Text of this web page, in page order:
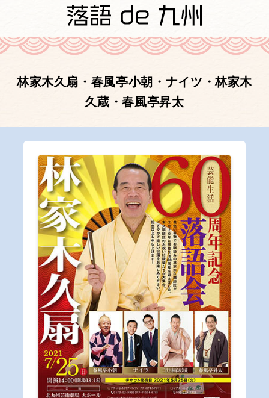
林家木久扇・春風亭小朝・ナイツ・林家木
久蔵・春風亭昇太